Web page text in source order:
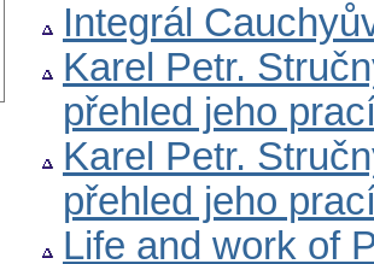
Integrál
Karel Petr.
přehled jeho
Karel Petr.
přehled jeho
Life and work of